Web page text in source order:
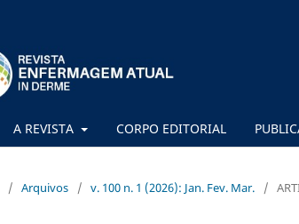
A REVISTA CORPO EDITORIAL
/ Arquivos / v. 100 n. 1 (2026): Jan. Fev. Mar. /